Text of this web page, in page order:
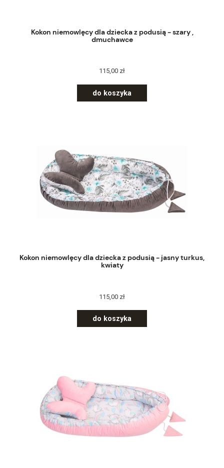
Kokon niemowlęcy dla dziecka z podusią - szary ,
dmuchawce
115,00 zł
do koszyka
Kokon niemowlęcy dla dziecka z podusią - jasny turkus,
kwiaty
115,00 zł
do koszyka